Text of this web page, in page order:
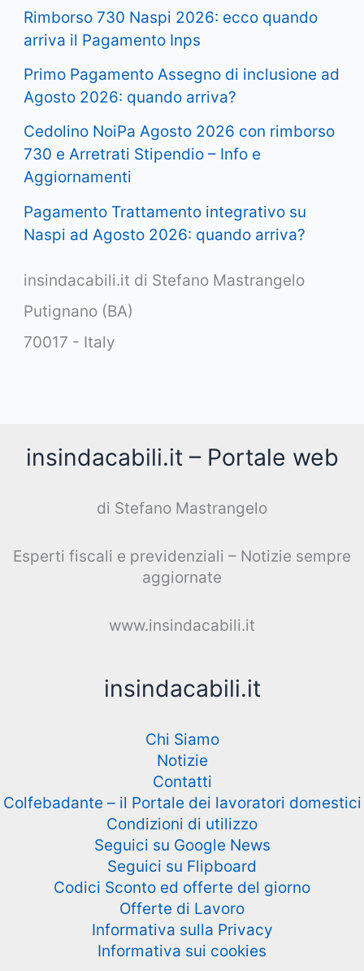
Rimborso 730 Naspi 2026: ecco quando
arriva il Pagamento Inps
Primo Pagamento Assegno di inclusione ad
Agosto 2026: quando arriva?
Cedolino NoiPa Agosto 2026 con rimborso
730 e Arretrati Stipendio – Info e
Aggiornamenti
Pagamento Trattamento integrativo su
Naspi ad Agosto 2026: quando arriva?
insindacabili.it di Stefano Mastrangelo
Putignano (BA)
70017 - Italy
insindacabili.it – Portale web
di Stefano Mastrangelo
Esperti fiscali e previdenziali – Notizie sempre
aggiornate
www.insindacabili.it
insindacabili.it
Chi Siamo
Notizie
Contatti
Colfebadante – il Portale dei lavoratori domestici
Condizioni di utilizzo
Seguici su Google News
Seguici su Flipboard
Codici Sconto ed offerte del giorno
Offerte di Lavoro
Informativa sulla Privacy
Informativa sui cookies